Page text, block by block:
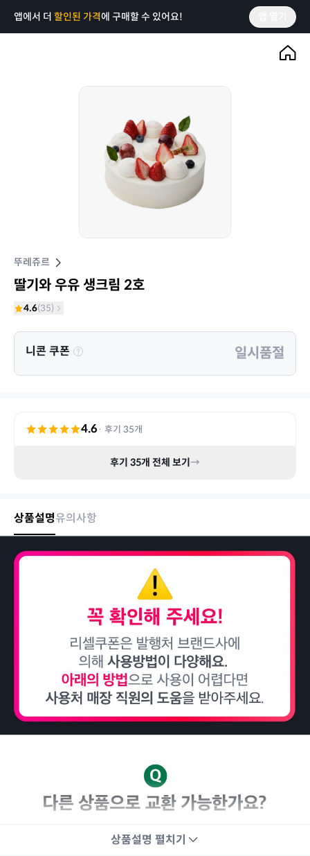
앱에서 더 할인된 가격에 구매할 수 있어요!
뚜레쥬르
딸기와 우유 생크림 2호
4.6(35)
니콘 쿠폰 일시품절
4.6· 후기 35개
후기 35개 전체 보기→
상품설명유의사항
상품설명 펼치기